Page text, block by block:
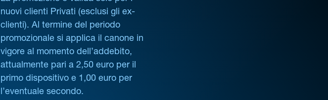
nuovi clienti Privati (esclusi gli ex-
clienti). Al termine del periodo
promozionale si applica il canone in
vigore al momento dell’addebito,
attualmente pari a 2,50 euro per il
primo dispositivo e 1,00 euro per
l’eventuale secondo.